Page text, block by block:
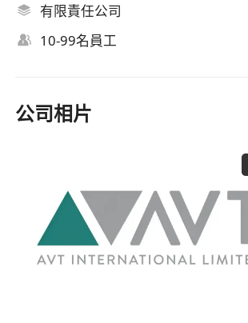
有限責任公司
10-99名員工
公司相片